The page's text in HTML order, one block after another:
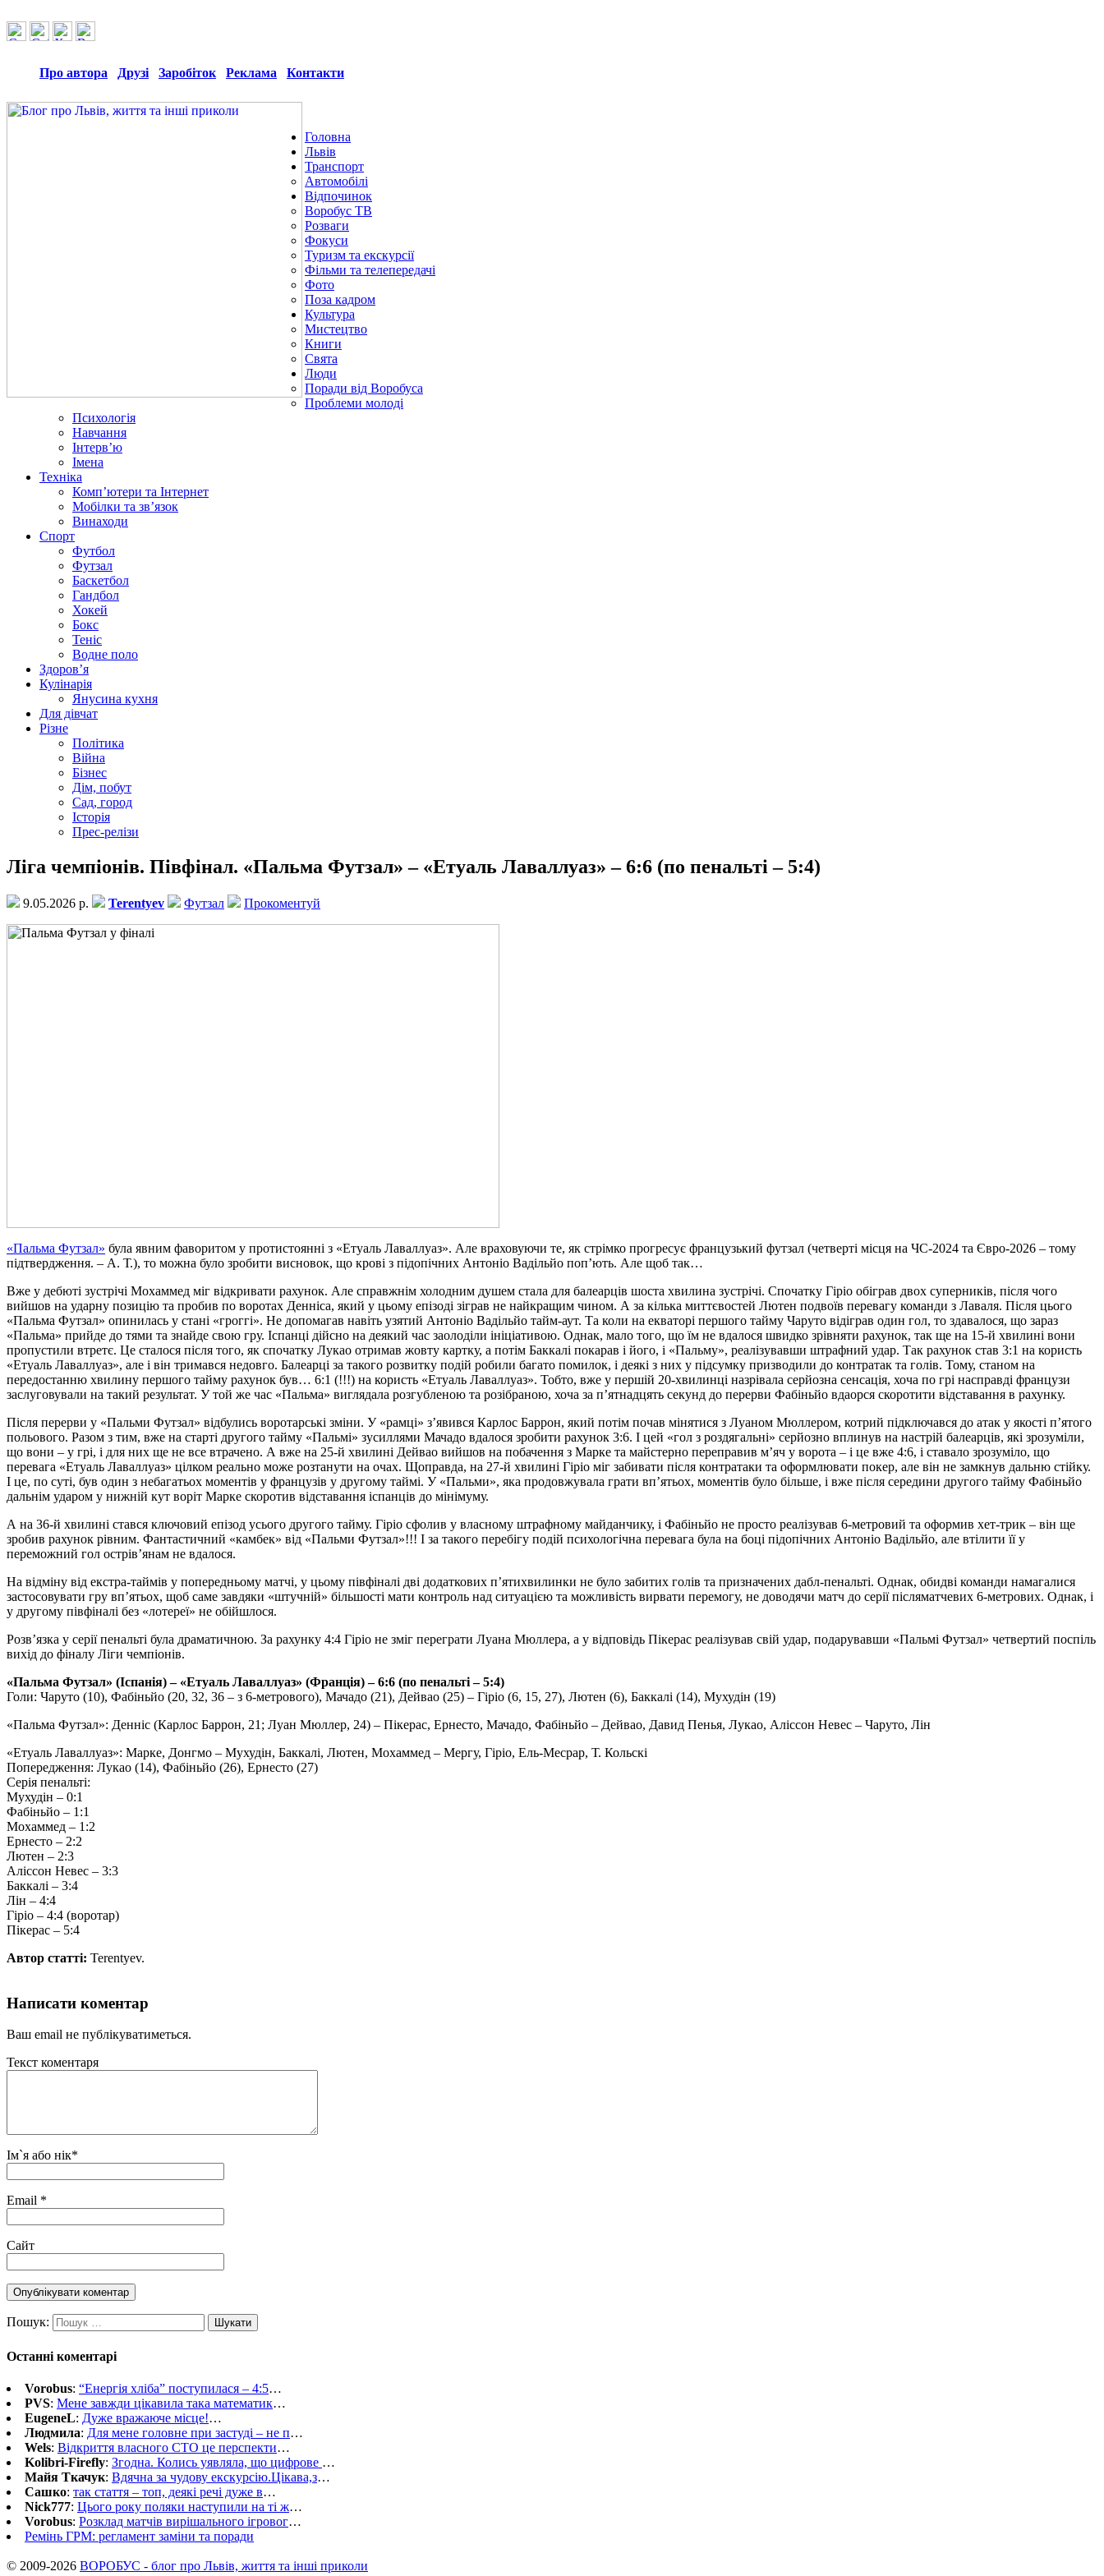
Про автора Друзі Заробіток Реклама Контакти
Головна
Львів
Транспорт
Автомобілі
Відпочинок
Воробус ТВ
Розваги
Фокуси
Туризм та екскурсії
Фільми та телепередачі
Фото
Поза кадром
Культура
Мистецтво
Книги
Свята
Люди
Поради від Воробуса
Проблеми молоді
Психологія
Навчання
Інтерв’ю
Імена
Техніка
Комп’ютери та Інтернет
Мобілки та зв’язок
Винаходи
Спорт
Футбол
Футзал
Баскетбол
Гандбол
Хокей
Бокс
Теніс
Водне поло
Здоров’я
Кулінарія
Янусина кухня
Для дівчат
Різне
Політика
Війна
Бізнес
Дім, побут
Сад, город
Історія
Прес-релізи
Ліга чемпіонів. Півфінал. «Пальма Футзал» – «Етуаль Лаваллуаз» – 6:6 (по пенальті – 5:4)
9.05.2026 р. Terentyev Футзал Прокоментуй
«Пальма Футзал» була явним фаворитом у протистоянні з «Етуаль Лаваллуаз». Але враховуючи те, як стрімко прогресує французький футзал (четверті місця на ЧС-2024 та Євро-2026 – тому
підтвердження. – А. Т.), то можна було зробити висновок, що крові з підопічних Антоніо Вадільйо поп’ють. Але щоб так…
Вже у дебюті зустрічі Мохаммед міг відкривати рахунок. Але справжнім холодним душем стала для балеарців шоста хвилина зустрічі. Спочатку Гіріо обіграв двох суперників, після чого
вийшов на ударну позицію та пробив по воротах Денніса, який у цьому епізоді зіграв не найкращим чином. А за кілька миттєвостей Лютен подвоїв перевагу команди з Лаваля. Після цього
«Пальма Футзал» опинилась у стані «гроггі». Не допомагав навіть узятий Антоніо Вадільйо тайм-аут. Та коли на екваторі першого тайму Чаруто відіграв один гол, то здавалося, що зараз
«Пальма» прийде до тями та знайде свою гру. Іспанці дійсно на деякий час заолоділи ініціативою. Однак, мало того, що їм не вдалося швидко зрівняти рахунок, так ще на 15-й хвилині вони
пропустили втретє. Це сталося після того, як спочатку Лукао отримав жовту картку, а потім Баккалі покарав і його, і «Пальму», реалізувавши штрафний удар. Так рахунок став 3:1 на користь
«Етуаль Лаваллуаз», але і він тримався недовго. Балеарці за такого розвитку подій робили багато помилок, і деякі з них у підсумку призводили до контратак та голів. Тому, станом на
передостанню хвилину першого тайму рахунок був… 6:1 (!!!) на користь «Етуаль Лаваллуаз». Тобто, вже у першій 20-хвилинці назрівала серйозна сенсація, хоча по грі насправді французи
заслуговували на такий результат. У той же час «Пальма» виглядала розгубленою та розібраною, хоча за п’ятнадцять секунд до перерви Фабіньйо вдаорся скоротити відставання в рахунку.
Після перерви у «Пальми Футзал» відбулись воротарські зміни. У «рамці» з’явився Карлос Баррон, який потім почав мінятися з Луаном Мюллером, котрий підключався до атак у якості п’ятого
польового. Разом з тим, вже на старті другого тайму «Пальмі» зусиллями Мачадо вдалося зробити рахунок 3:6. І цей «гол з роздягальні» серйозно вплинув на настрій балеарців, які зрозуміли,
що вони – у грі, і для них ще не все втрачено. А вже на 25-й хвилині Дейвао вийшов на побачення з Марке та майстерно переправив м’яч у ворота – і це вже 4:6, і ставало зрозуміло, що
перевага «Етуаль Лаваллуаз» цілком реально може розтанути на очах. Щоправда, на 27-й хвилині Гіріо міг забивати після контратаки та оформлювати покер, але він не замкнув дальню стійку.
І це, по суті, був один з небагатьох моментів у французів у другому таймі. У «Пальми», яка продовжувала грати вп’ятьох, моментів було більше, і вже після середини другого тайму Фабіньйо
дальнім ударом у нижній кут воріт Марке скоротив відставання іспанців до мінімуму.
А на 36-й хвилині стався ключовий епізод усього другого тайму. Гіріо сфолив у власному штрафному майданчику, і Фабіньйо не просто реалізував 6-метровий та оформив хет-трик – він ще
зробив рахунок рівним. Фантастичний «камбек» від «Пальми Футзал»!!! І за такого перебігу подій психологічна перевага була на боці підопічних Антоніо Вадільйо, але втілити її у
переможний гол острів’янам не вдалося.
На відміну від екстра-таймів у попередньому матчі, у цьому півфіналі дві додаткових п’ятихвилинки не було забитих голів та призначених дабл-пенальті. Однак, обидві команди намагалися
застосовувати гру вп’ятьох, щоб саме завдяки «штучній» більшості мати контроль над ситуацією та можливість вирвати перемогу, не доводячи матч до серії післяматчевих 6-метрових. Однак, і
у другому півфіналі без «лотереї» не обійшлося.
Розв’язка у серії пенальті була драматичною. За рахунку 4:4 Гіріо не зміг переграти Луана Мюллера, а у відповідь Пікерас реалізував свій удар, подарувавши «Пальмі Футзал» четвертий поспіль
вихід до фіналу Ліги чемпіонів.
«Пальма Футзал» (Іспанія) – «Етуаль Лаваллуаз» (Франція) – 6:6 (по пенальті – 5:4)
Голи: Чаруто (10), Фабіньйо (20, 32, 36 – з 6-метрового), Мачадо (21), Дейвао (25) – Гіріо (6, 15, 27), Лютен (6), Баккалі (14), Мухудін (19)
«Пальма Футзал»: Денніс (Карлос Баррон, 21; Луан Мюллер, 24) – Пікерас, Ернесто, Мачадо, Фабіньйо – Дейвао, Давид Пенья, Лукао, Аліссон Невес – Чаруто, Лін
«Етуаль Лаваллуаз»: Марке, Донгмо – Мухудін, Баккалі, Лютен, Мохаммед – Мергу, Гіріо, Ель-Месрар, Т. Кольскі
Попередження: Лукао (14), Фабіньйо (26), Ернесто (27)
Серія пенальті:
Мухудін – 0:1
Фабіньйо – 1:1
Мохаммед – 1:2
Ернесто – 2:2
Лютен – 2:3
Аліссон Невес – 3:3
Баккалі – 3:4
Лін – 4:4
Гіріо – 4:4 (воротар)
Пікерас – 5:4
Автор статті: Terentyev.
Написати коментар
Ваш email не публікуватиметься.
Текст коментаря
Ім`я або нік*
Email *
Сайт
Пошук:
Останні коментарі
Vorobus: “Енергія хліба” поступилася – 4:5…
PVS: Мене завжди цікавила така математик…
EugeneL: Дуже вражаюче місце!…
Людмила: Для мене головне при застуді – не п…
Wels: Відкриття власного СТО це перспекти…
Kolibri-Firefly: Згодна. Колись уявляла, що цифрове …
Майя Ткачук: Вдячна за чудову екскурсію.Цікава,з…
Сашко: так стаття – топ, деякі речі дуже в…
Nick777: Цього року поляки наступили на ті ж…
Vorobus: Розклад матчів вирішального ігровог…
Ремінь ГРМ: регламент заміни та поради
© 2009-2026 ВОРОБУС - блог про Львів, життя та інші приколи